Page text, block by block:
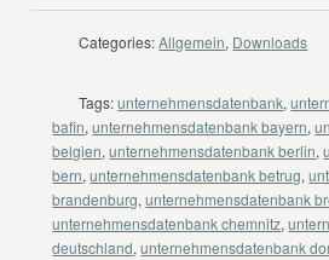
Categories: Allgemein, Downloads
Tags: unternehmensdatenbank,
bafin,unternehmensdatenbank bayern,
belgien,unternehmensdatenbank berlin,
bern,unternehmensdatenbank betrug,
brandenburg,unternehmensdatenbank
unternehmensdatenbank chemnitz,
deutschland,unternehmensdatenbank